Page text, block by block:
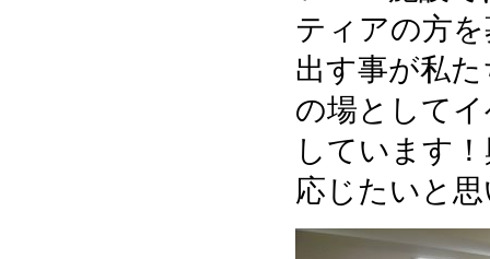
ティアの方
出す事が私
の場として
しています
応じたいと